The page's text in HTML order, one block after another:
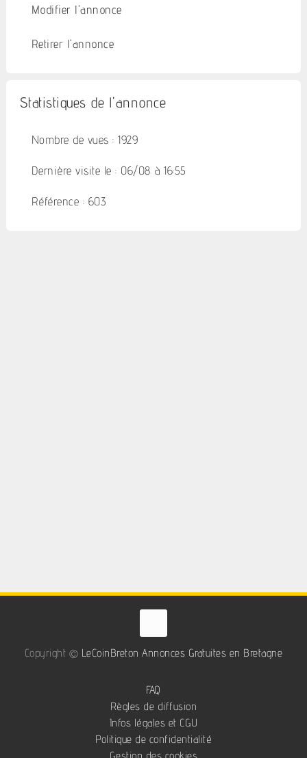
Modifier l'annonce
Retirer l'annonce
Statistiques de l'annonce
Nombre de vues : 1929
Dernière visite le : 06/08 à 16:55
Référence : 603
Copyright © LeCoinBreton Annonces Gratuites en Bretagne
FAQ
Règles de diffusion
Infos légales et CGU
Politique de confidentialité